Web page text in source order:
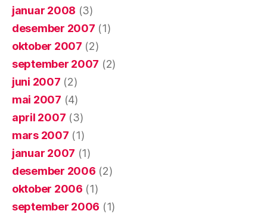
januar 2008 (3)
desember 2007 (1)
oktober 2007 (2)
september 2007 (2)
juni 2007 (2)
mai 2007 (4)
april 2007 (3)
mars 2007 (1)
januar 2007 (1)
desember 2006 (2)
oktober 2006 (1)
september 2006 (1)